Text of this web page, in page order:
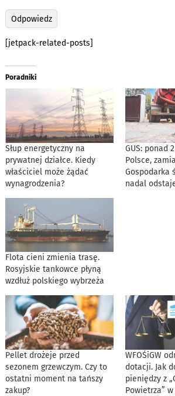
Odpowiedz
[jetpack-related-posts]
Poradniki
Słup energetyczny na
prywatnej działce. Kiedy
właściciel może żądać
wynagrodzenia?
GUS: ponad
Polsce,
Gospodarka
nadal
Flota cieni zmienia trasę.
Rosyjskie tankowce płyną
wzdłuż polskiego wybrzeża
Pellet drożeje przed
sezonem grzewczym. Czy to
ostatni moment na tańszy
zakup?
WFOŚiGW
dotacji. Jak
pieniędzy z
Powietrza”